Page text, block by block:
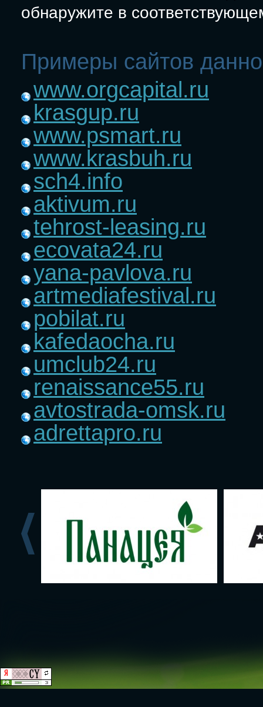
обнаружите в
Примеры сайтов
www.orgcapital.ru
krasgup.ru
www.psmart.ru
www.krasbuh.ru
sch4.info
aktivum.ru
tehrost-leasing.ru
ecovata24.ru
yana-pavlova.ru
artmediafestival.ru
pobilat.ru
kafedaocha.ru
umclub24.ru
renaissance55.ru
avtostrada-omsk.ru
adrettapro.ru